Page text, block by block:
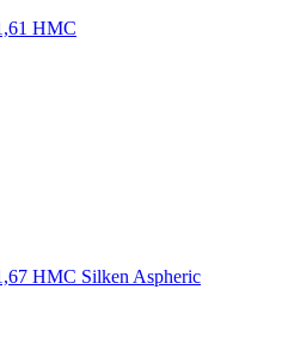
HMC
HMC Silken Aspheric